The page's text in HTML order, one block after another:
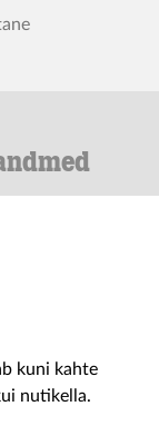
kuni kahte
nutikella.